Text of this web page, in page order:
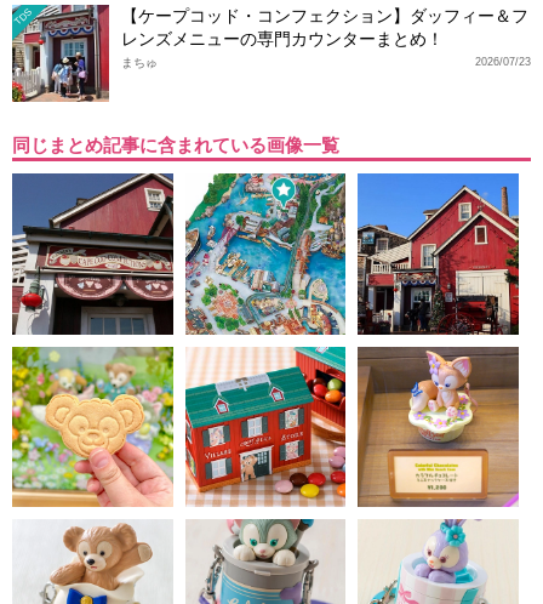
TDS
【ケープコッド・コンフェクション】ダッフィー＆フ
レンズメニューの専門カウンターまとめ！
2026/07/23
まちゅ
同じまとめ記事に含まれている画像一覧